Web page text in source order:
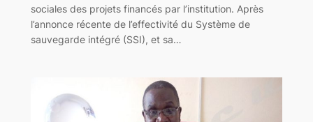
sociales des projets financés par l’institution. Après
l’annonce récente de l’effectivité du Système de
sauvegarde intégré (SSI), et sa…